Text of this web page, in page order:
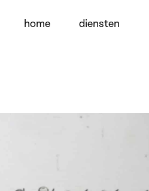
home diensten